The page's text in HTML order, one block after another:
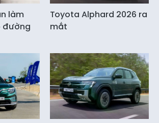
làm
đường
Toyota Alphard 2026 ra
mắt